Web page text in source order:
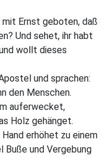
mit Ernst geboten, daß
Und sehet, ihr habt
wollt dieses
und sprachen:
den Menschen.
auferwecket,
Holz gehänget.
erhöhet zu einem
Buße und Vergebung